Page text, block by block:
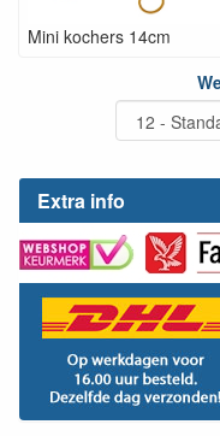
Extra info
Mini kochers 14cm